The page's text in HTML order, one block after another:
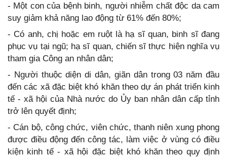
- Một con của bệnh binh, người nhiễm chất độc da cam
suy giảm khả năng lao động từ 61% đến 80%;
- Có anh, chị hoặc em ruột là hạ sĩ quan, binh sĩ đang
phục vụ tại ngũ; hạ sĩ quan, chiến sĩ thực hiện nghĩa vụ
tham gia Công an nhân dân;
- Người thuộc diện di dân, giãn dân trong 03 năm đầu
đến các xã đặc biệt khó khăn theo dự án phát triển kinh
tế - xã hội của Nhà nước do Ủy ban nhân dân cấp tỉnh
trở lên quyết định;
- Cán bộ, công chức, viên chức, thanh niên xung phong
được điều động đến công tác, làm việc ở vùng có điều
kiện kinh tế - xã hội đặc biệt khó khăn theo quy định